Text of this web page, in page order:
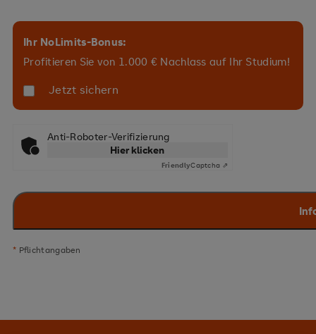
Ihr NoLimits-Bonus:
Profitieren Sie von 1.000 € Nachlass auf Ihr Studium!
Jetzt sichern
Anti-Roboter-Verifizierung
Hier klicken
FriendlyCaptcha ⇗
* Pflichtangaben